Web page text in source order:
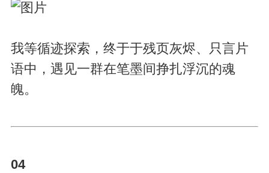
我等循迹探索，终于于残页灰烬、只言片
语中，遇见一群在笔墨间挣扎浮沉的魂
魄。
04